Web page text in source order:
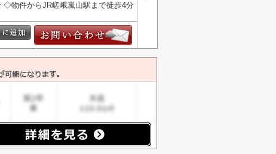
物件からJR嵯峨嵐山駅まで徒歩4分